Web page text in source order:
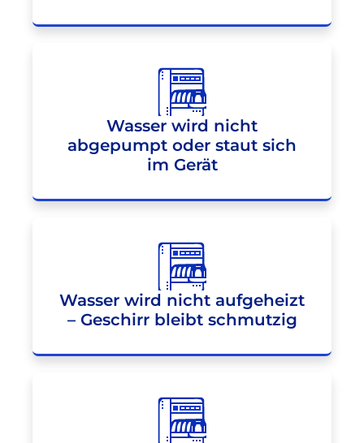
Wasser wird nicht
abgepumpt oder staut sich
im Gerät
Wasser wird nicht aufgeheizt
– Geschirr bleibt schmutzig